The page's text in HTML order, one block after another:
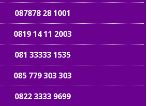
087878 28 1001
0819 14 11 2003
081 33333 1535
085 779 303 303
0822 3333 9699